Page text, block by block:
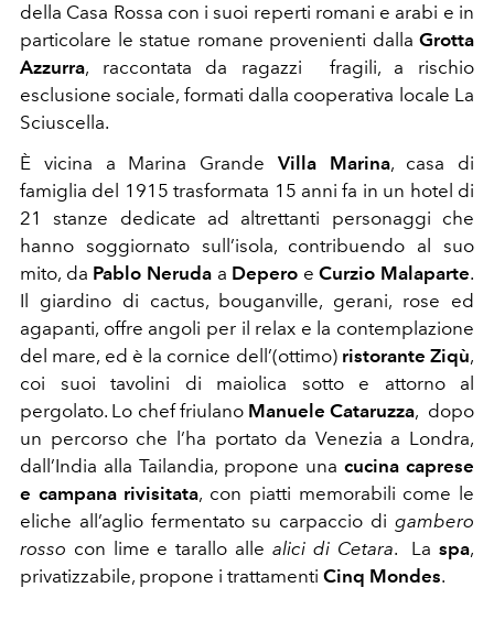
della Casa Rossa con i suoi reperti romani e arabi e in
particolare le statue romane provenienti dalla Grotta
Azzurra, raccontata da ragazzi fragili, a rischio
esclusione sociale, formati dalla cooperativa locale La
Sciuscella.
È vicina a Marina Grande Villa Marina, casa di
famiglia del 1915 trasformata 15 anni fa in un hotel di
21 stanze dedicate ad altrettanti personaggi che
hanno soggiornato sull’isola, contribuendo al suo
mito, da Pablo Nerudaa Depero eCurzio Malaparte.
Il giardino di cactus, bouganville, gerani, rose ed
agapanti, offre angoli per il relax e la contemplazione
del mare, ed è la cornice dell’(ottimo) ristorante Ziqù,
coi suoi tavolini di maiolica sotto e attorno al
pergolato. Lo chef friulano Manuele Cataruzza, dopo
un percorso che l’ha portato da Venezia a Londra,
dall’India alla Tailandia, propone una cucina caprese
e campana rivisitata, con piatti memorabili come le
eliche all’aglio fermentato su carpaccio di gambero
rosso con lime e tarallo alle alici di Cetara. Laspa,
privatizzabile, propone i trattamenti Cinq Mondes.